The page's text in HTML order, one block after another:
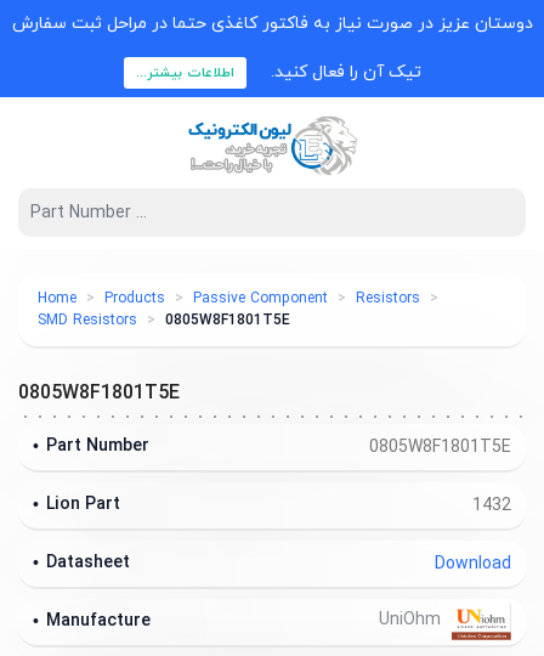
دوستان عزیز در صورت نیاز به فاکتور کاغذی حتما در مراحل ثبت سفارش
تیک آن را فعال کنید. اطلاعات بیشتر...
Home Products Passive Component
Resistors
SMD Resistors
0805W8F1801T5E
0805W8F1801T5E
0805W8F1801T5E
Part Number
1432
Lion Part
Download
Datasheet
Manufacture